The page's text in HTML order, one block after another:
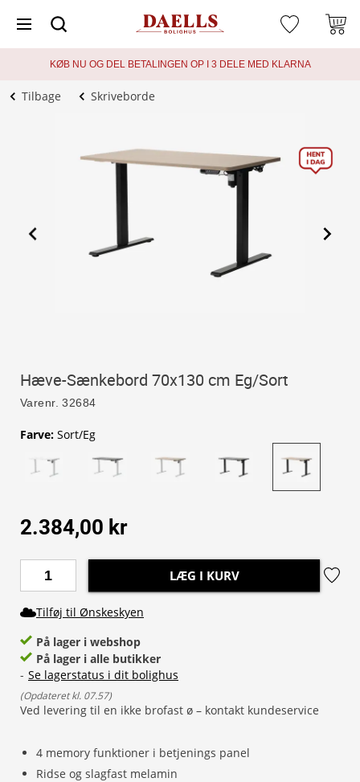
KØB NU OG DEL BETALINGEN OP I 3 DELE MED KLARNA
Tilbage Skriveborde
Hæve-Sænkebord 70x130 cm Eg/Sort
Varenr. 32684
4 memory funktioner i betjenings panel
Ridse og slagfast melamin
Farve: Sort/Eg
2.384,00 kr
LÆG I KURV
Tilføj til Ønskeskyen
På lager i webshop
På lager i alle butikker
- Se lagerstatus i dit bolighus
(Opdateret kl. 07.57)
Ved levering til en ikke brofast ø – kontakt kundeservice